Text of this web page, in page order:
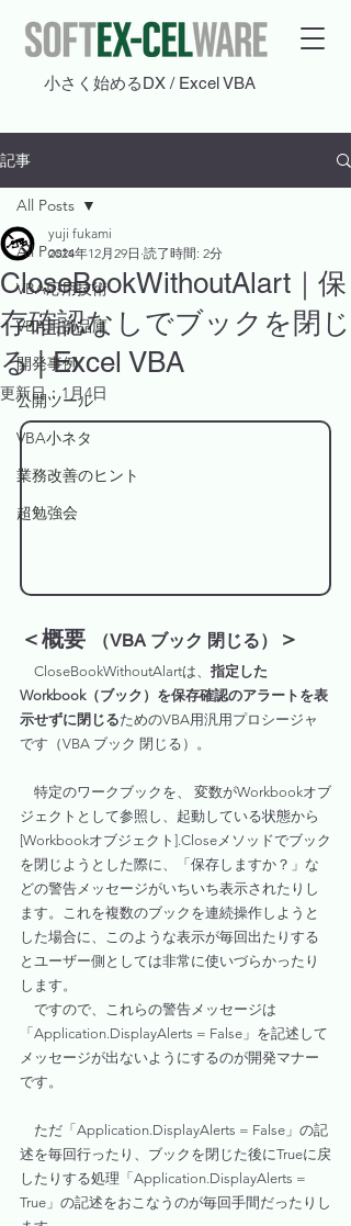
​小さく始めるDX / Excel VBA
記事
All Posts
VBA応用技術
VBA用部品庫
開発事例
公開ツール
VBA小ネタ
業務改善のヒント
超勉強会
All Posts
CloseBookWithoutAlart｜保
存確認なしでブックを閉じ
る | Excel VBA
yuji fukami
2024年12月29日 読了時間: 2分
更新日：1月4日
＜概要 （VBA ブック 閉じる） ＞
CloseBookWithoutAlartは、 指定した
Workbook（ブック）を保存確認のアラートを表
示せずに閉じるためのVBA用汎用プロシージャ
です（VBA ブック 閉じる）。
特定のワークブックを、 変数がWorkbookオブ
ジェクトとして参照し、起動している状態から
[Workbookオブジェクト].Closeメソッドでブック
を閉じようとした際に、「保存しますか？」な
どの警告メッセージがいちいち表示されたりし
ます。これを複数のブックを連続操作しようと
した場合に、このような表示が毎回出たりする
とユーザー側としては非常に使いづらかったり
します。
ですので、これらの警告メッセージは
「Application.DisplayAlerts = False」を記述して
メッセージが出ないようにするのが開発マナー
です。
ただ「Application.DisplayAlerts = False」の記
述を毎回行ったり、ブックを閉じた後にTrueに戻
したりする処理「Application.DisplayAlerts =
True」の記述をおこなうのが毎回手間だったりし